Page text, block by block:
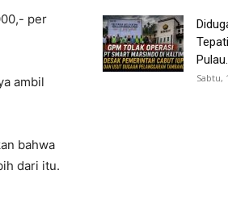
per
ambil
bahwa
dari itu.
Sabtu,